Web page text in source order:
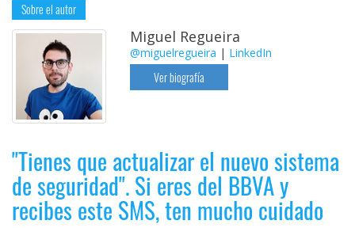
Sobre el autor
Miguel Regueira
@miguelregueira | LinkedIn
Ver biografía
"Tienes que actualizar el nuevo sistema
de seguridad". Si eres del BBVA y
recibes este SMS, ten mucho cuidado